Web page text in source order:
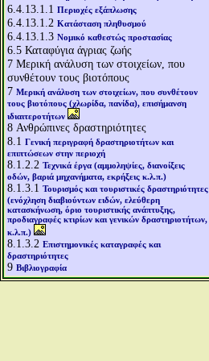
6.4.13.1.1 Περιοχές εξάπλωσης
6.4.13.1.2 Κατάσταση πληθυσμού
6.4.13.1.3 Νομικό καθεστώς προστασίας
6.5 Καταφύγια άγριας ζωής
7 Μερική ανάλυση των στοιχείων, που
συνθέτουν τους βιοτόπους
7 Μερική ανάλυση των στοιχείων, που συνθέτουν
τους βιοτόπους (χλωρίδα, πανίδα), επισήμανση
ιδιαιτεροτήτων
8 Ανθρώπινες δραστηριότητες
8.1 Γενική περιγραφή δραστηριοτήτων και
επιπτώσεων στην περιοχή
8.1.2.2 Τεχνικά έργα (αμμοληψίες, διανοίξεις
οδών, βαριά μηχανήματα, εκρήξεις κ.λ.π.)
8.1.3.1 Τουρισμός και τουριστικές δραστηριότητες
(ενόχληση διαβιούντων ειδών, ελεύθερη
κατασκήνωση, όριο τουριστικής ανάπτυξης,
προδιαγραφές κτιρίων και γενικών δραστηριοτήτων,
κ.λ.π.)
8.1.3.2 Επιστημονικές καταγραφές και
δραστηριότητες
9 Βιβλιογραφία